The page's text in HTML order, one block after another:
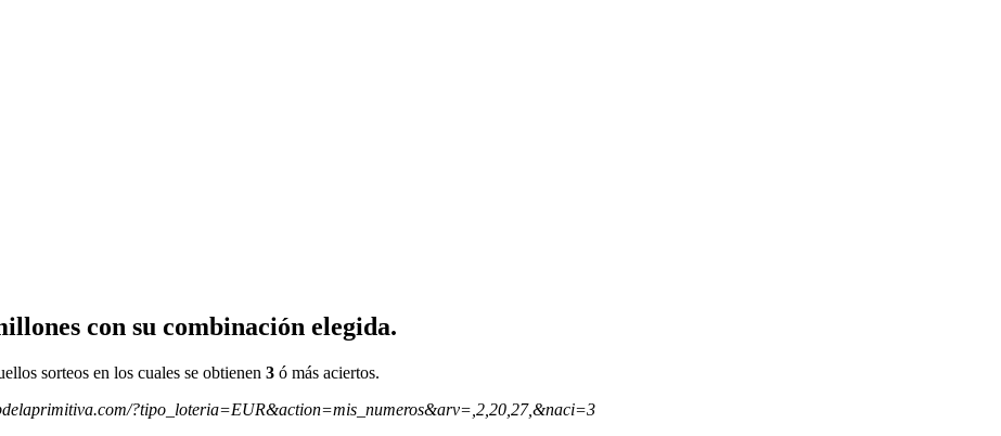
con su combinación elegida.
sorteos en los cuales se obtienen 3 ó más aciertos.
?tipo_loteria=EUR&action=mis_numeros&arv=,2,20,27,&naci=3